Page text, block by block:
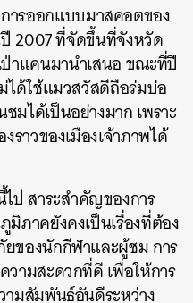
รออกแบบมาสคอตของ
2007 ที่จัดขึ้นที่จังหวัด
าแคนมานำเสนอ ขณะที่ปี
ได้ใช้แมวสวัสดีถือร่มบ่อ
มได้เป็นอย่างมาก เพราะ
ราวของเมืองเจ้าภาพได้
ป สาระสำคัญของการ
ภาคยังคงเป็นเรื่องที่ต้อง
ของนักกีฬาและผู้ชม การ
วามสะดวกที่ดี เพื่อให้การ
มสัมพันธ์อันดีระหว่าง